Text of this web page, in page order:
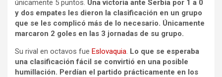
únicamente 5 puntos. Una victoria ante Serbia por 1 a 0
y dos empates les dieron la clasificación en un grupo
que se les complicó más de lo necesario. Únicamente
marcaron 2 goles en las 3 jornadas de su grupo.
Su rival en octavos fue Eslovaquia. Lo que se esperaba
una clasificación fácil se convirtió en una posible
humillación. Perdían el partido prácticamente en los